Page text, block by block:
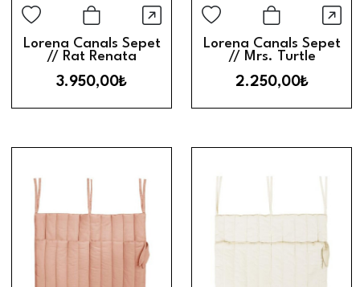
Sepete Ekle
Hızlı Görünüm
Lorena Canals Sepet
// Rat Renata
3.950,00₺
Sepete
Lorena Canals Sepet
// Mrs. Turtle
2.250,00₺